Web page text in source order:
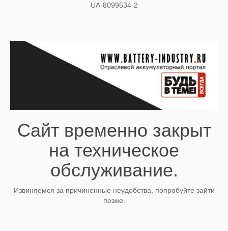
UA-8099534-2
Сайт временно закрыт
на техническое
обслуживание.
Извиняемся за причиненные неудобства, попробуйте зайти
позже.